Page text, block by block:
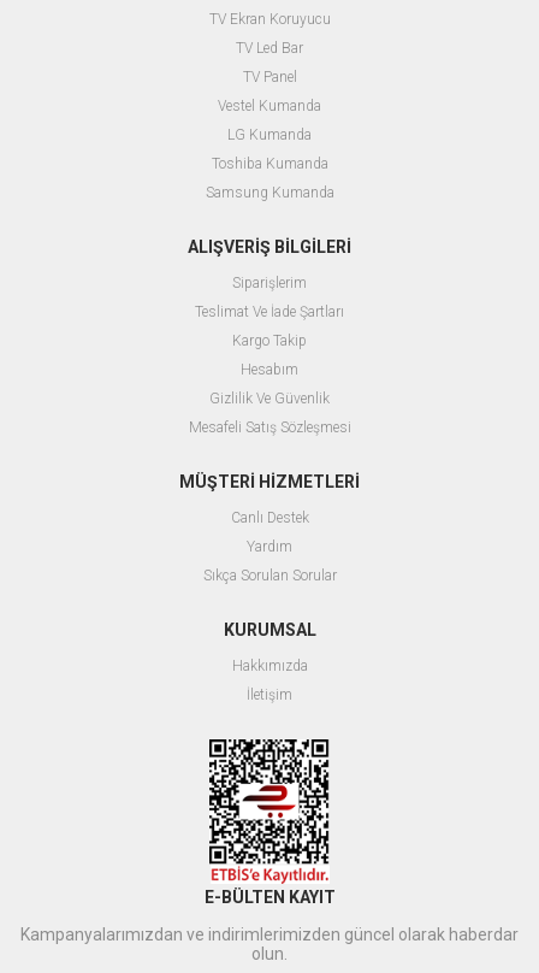
TV Ekran Koruyucu
TV Led Bar
TV Panel
Vestel Kumanda
LG Kumanda
Toshiba Kumanda
Samsung Kumanda
ALIŞVERİŞ BİLGİLERİ
Siparişlerim
Teslimat Ve İade Şartları
Kargo Takip
Hesabım
Gizlilik Ve Güvenlik
Mesafeli Satış Sözleşmesi
MÜŞTERİ HİZMETLERİ
Canlı Destek
Yardım
Sıkça Sorulan Sorular
KURUMSAL
Hakkımızda
İletişim
E-BÜLTEN KAYIT
Kampanyalarımızdan ve indirimlerimizden güncel olarak haberdar
olun.